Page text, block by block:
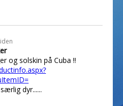
og solskin på Cuba !!
dyr......